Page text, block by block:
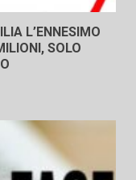
L’ENNESIMO
SOLO